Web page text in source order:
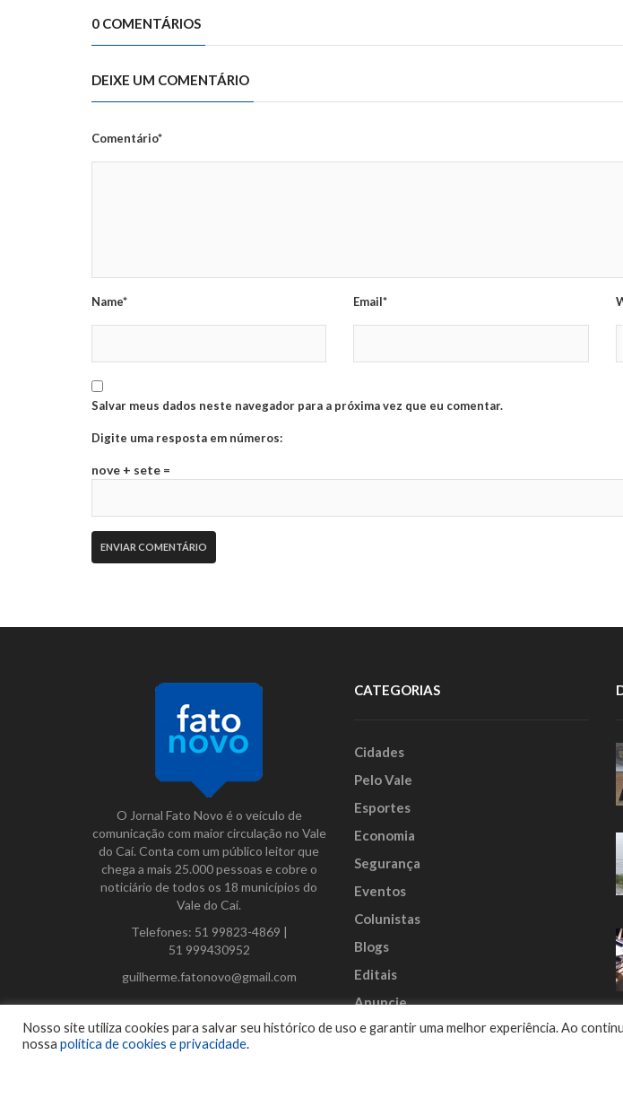
0 COMENTÁRIOS
DEIXE UM COMENTÁRIO
Comentário*
Name* Email*
Salvar meus dados neste navegador para a próxima vez que eu comentar.
Digite uma resposta em números:
nove + sete =
O Jornal Fato Novo é o veículo de
comunicação com maior circulação no Vale
do Caí. Conta com um público leitor que
chega a mais 25.000 pessoas e cobre o
noticiário de todos os 18 municípios do
Vale do Caí.
Telefones: 51 99823-4869 |
51 999430952
guilherme.fatonovo@gmail.com
Facebook
Instagram
Twitter
CATEGORIAS
Cidades
Pelo Vale
Esportes
Economia
Segurança
Eventos
Colunistas
Blogs
Editais
Anuncie
Nosso site utiliza cookies para salvar seu histórico de uso e garantir uma melhor experiência. Ao
nossa política de cookies e privacidade.